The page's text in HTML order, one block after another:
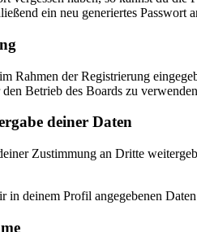
ein neu generiertes Passwort
Rahmen der Registrierung
Betrieb des Boards zu
deiner Daten
Zustimmung an Dritte
in deinem Profil angegebenen